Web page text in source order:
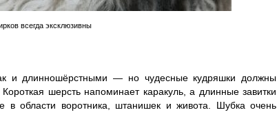
всегда эксклюзивны
и длинношёрстными — но чудесные кудряшки должны
шерсть напоминает каракуль, а длинные завитки
области воротника, штанишек и живота. Шубка очень